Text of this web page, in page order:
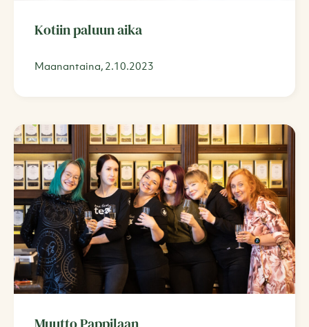
Kotiin paluun aika
Maanantaina, 2.10.2023